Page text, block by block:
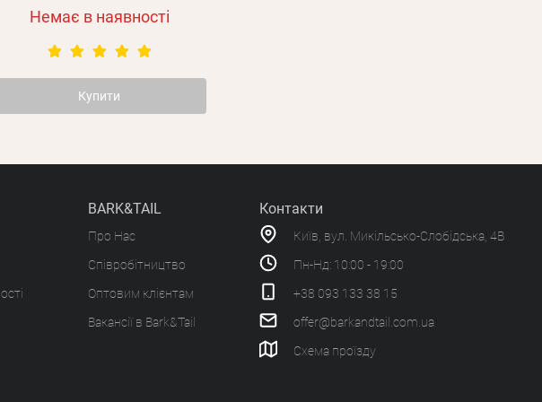
Немає в наявності
Купити
BARK&TAIL
Про Нас
Співробітництво
Оптовим клієнтам
Вакансії в Bark&Tail
Контакти
Київ, вул. Микільсько-Слобідська, 4В
Пн-Нд: 10:00 - 19:00
+38 093 133 38 15
offer@barkandtail.com.ua
Схема проїзду